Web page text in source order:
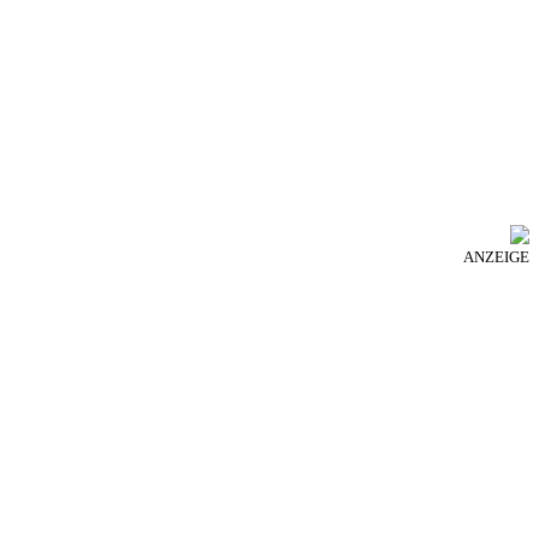
ANZEIGE